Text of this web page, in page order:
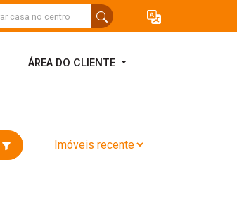
ÁREA DO CLIENTE